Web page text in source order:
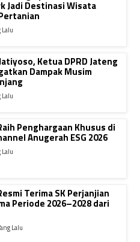
Jadi Destinasi Wisata
Lalu
Ketua DPRD Jateng
Dampak Musim
Lalu
Penghargaan Khusus di
Anugerah ESG 2026
Lalu
Terima SK Perjanjian
Periode 2026–2028 dari
Lalu